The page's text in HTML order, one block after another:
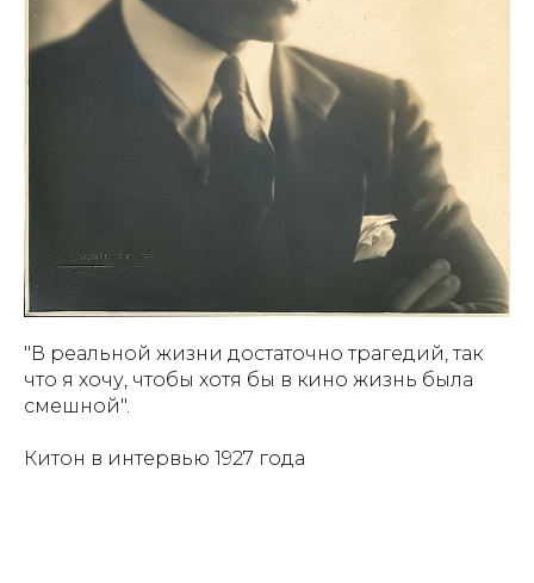
"В реальной жизни достаточно трагедий, так
что я хочу, чтобы хотя бы в кино жизнь была
смешной".
Китон в интервью 1927 года